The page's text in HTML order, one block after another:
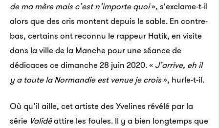
David Nutt
«Vous mélangerez vos cocktails sans pour autant
que cela endommage votre foie et votre cœur»,
de ma mère mais c’est n’importe quoi», s’exclame-t-il
alors que des cris montent depuis le sable. En contre-
bas, certains ont reconnu le rappeur Hatik, en visite
dans la ville de la Manche pour une séance de
dédicaces ce dimanche 28 juin 2020. « J’arrive, eh il
y a toute la Normandie est venue je crois», hurle-t-il.
Où qu’il aille, cet artiste des Yvelines révélé par la
série Validéattire les foules. Il y a bien longtemps que